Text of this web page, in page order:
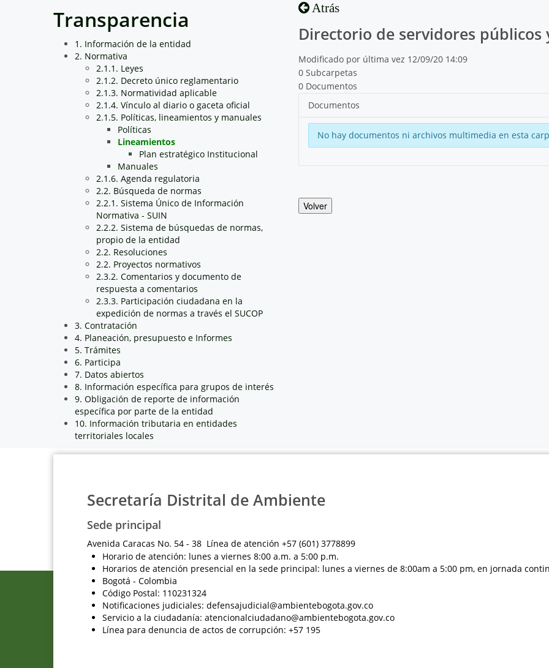
Transparencia
1. Información de la entidad
2. Normativa
2.1.1. Leyes
2.1.2. Decreto único reglamentario
2.1.3. Normatividad aplicable
2.1.4. Vínculo al diario o gaceta oficial
2.1.5. Políticas, lineamientos y manuales
Políticas
Lineamientos
Plan estratégico Institucional
Manuales
2.1.6. Agenda regulatoria
2.2. Búsqueda de normas
2.2.1. Sistema Único de Información
Normativa - SUIN
2.2.2. Sistema de búsquedas de normas,
propio de la entidad
2.2. Resoluciones
2.2. Proyectos normativos
2.3.2. Comentarios y documento de
respuesta a comentarios
2.3.3. Participación ciudadana en la
expedición de normas a través el SUCOP
3. Contratación
4. Planeación, presupuesto e Informes
5. Trámites
6. Participa
7. Datos abiertos
8. Información específica para grupos de interés
9. Obligación de reporte de información
específica por parte de la entidad
10. Información tributaria en entidades
territoriales locales
Atrás
Directorio de servidores
Modificado por última vez 12/09/20 14:09
0 Subcarpetas
0 Documentos
Documentos
No hay documentos ni archivos multimedia en esta
Volver
Secretaría Distrital de Ambiente
Sede principal
Avenida Caracas No. 54 - 38 Línea de atención +57 (601) 3778899
Horario de atención: lunes a viernes 8:00 a.m. a 5:00 p.m.
Horarios de atención presencial en la sede principal: lunes a viernes de 8:00am a 5:00 pm, en jornada
Bogotá - Colombia
Código Postal: 110231324
Notificaciones judiciales: defensajudicial@ambientebogota.gov.co
Servicio a la ciudadanía: atencionalciudadano@ambientebogota.gov.co
Línea para denuncia de actos de corrupción: +57 195